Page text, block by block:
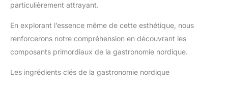
particulièrement attrayant.
En explorant l’essence même de cette esthétique, nous
renforcerons notre compréhension en découvrant les
composants primordiaux de la gastronomie nordique.
Les ingrédients clés de la gastronomie nordique